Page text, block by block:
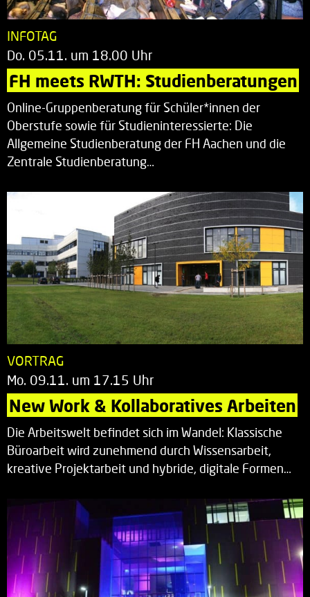
INFOTAG
Do. 05.11. um 18.00 Uhr
FH meets RWTH: Studienberatungen
Online-Gruppenberatung für Schüler*innen der
Oberstufe sowie für Studieninteressierte: Die
Allgemeine Studienberatung der FH Aachen und die
Zentrale Studienberatung…
VORTRAG
Mo. 09.11. um 17.15 Uhr
New Work & Kollaboratives Arbeiten
Die Arbeitswelt befindet sich im Wandel: Klassische
Büroarbeit wird zunehmend durch Wissensarbeit,
kreative Projektarbeit und hybride, digitale Formen…